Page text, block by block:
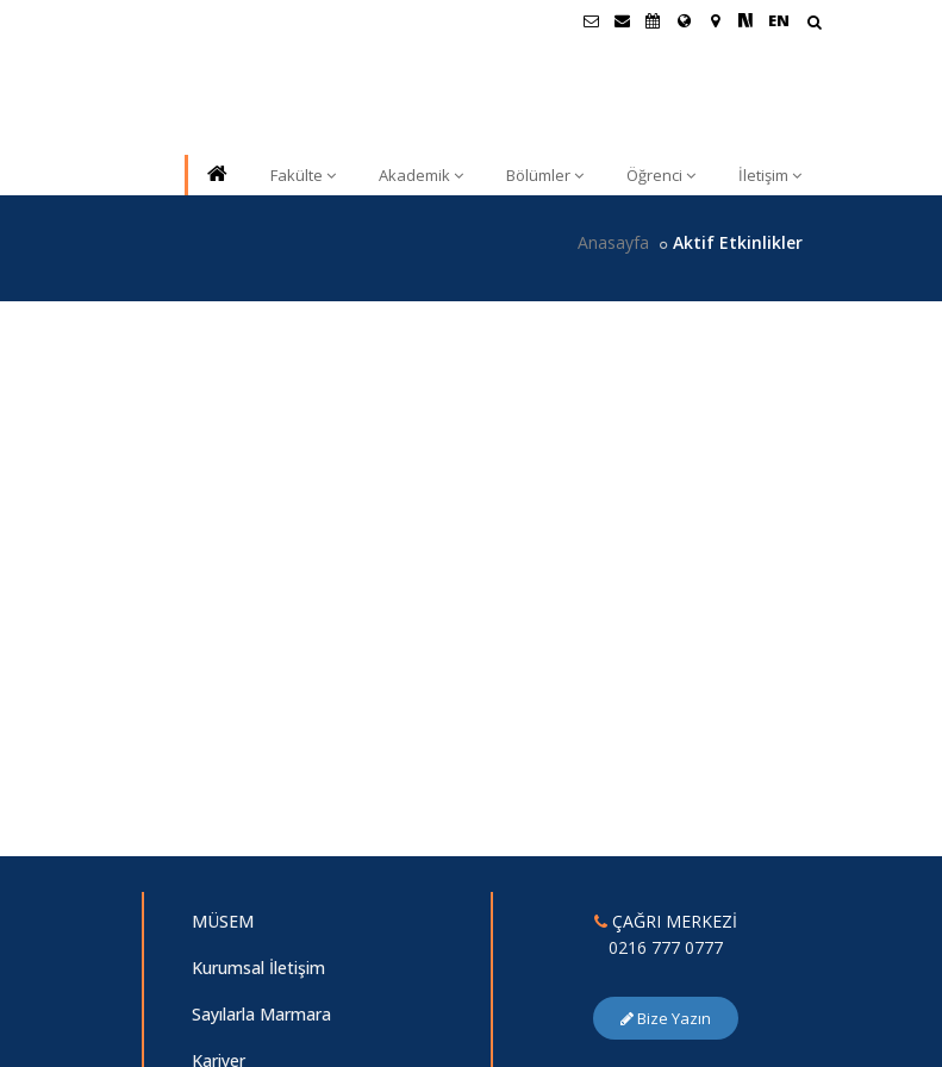
EN
Fakülte Akademik Bölümler Öğrenci İletişim
Anasayfa Aktif Etkinlikler
MÜSEM
Kurumsal İletişim
Sayılarla Marmara
Kariyer
ÇAĞRI MERKEZİ
0216 777 0777
Bize Yazın